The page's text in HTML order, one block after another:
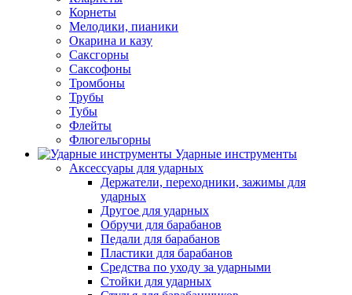
Корнеты
Мелодики, пианики
Окарина и казу
Саксгорны
Саксофоны
Тромбоны
Трубы
Тубы
Флейты
Флюгельгорны
Ударные инструменты
Аксессуары для ударных
Держатели, переходники, зажимы для
ударных
Другое для ударных
Обручи для барабанов
Педали для барабанов
Пластики для барабанов
Средства по уходу за ударными
Стойки для ударных